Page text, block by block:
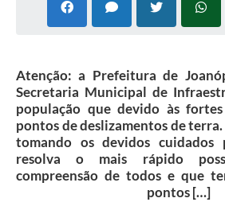
Telefones Úteis
Agenda
Ouvidoria
SIC
Atenção: a Prefeitura de
Secretaria Municipal de
população que devido às
pontos de deslizamentos de
tomando os devidos
resolva o mais rápido
compreensão de todos e que
pontos […]